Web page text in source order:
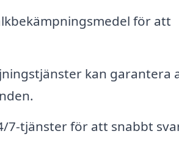
för att
kan garantera
7-tjänster för att snabbt